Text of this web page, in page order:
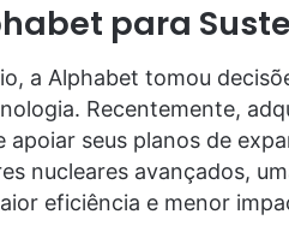
para
a Alphabet tomou
Recentemente,
seus planos de
nucleares avançados,
eficiência e menor